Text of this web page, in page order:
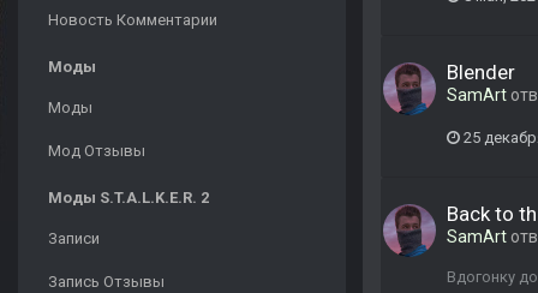
Новость Комментарии
Моды
Моды
Мод Отзывы
Моды S.T.A.L.K.E.R. 2
Записи
Запись Отзывы
Blender
SamArt
25
Back to
SamArt
Вдогонку